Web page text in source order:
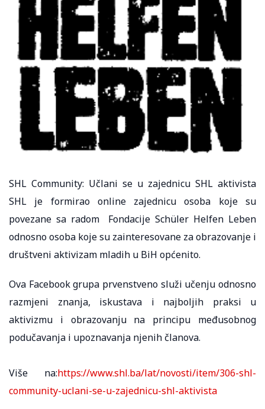
SHL Community: Učlani se u zajednicu SHL aktivista
SHL je formirao online zajednicu osoba koje su
povezane sa radom Fondacije Schüler Helfen Leben
odnosno osoba koje su zainteresovane za obrazovanje i
društveni aktivizam mladih u BiH općenito.
Ova Facebook grupa prvenstveno služi učenju odnosno
razmjeni znanja, iskustava i najboljih praksi u
aktivizmu i obrazovanju na principu međusobnog
podučavanja i upoznavanja njenih članova.
Više na:https://www.shl.ba/lat/novosti/item/306-shl-
community-uclani-se-u-zajednicu-shl-aktivista